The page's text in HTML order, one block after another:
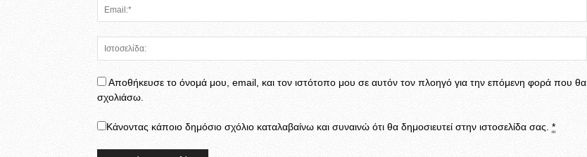
Αποθήκευσε το όνομά μου, email, και τον ιστότοπο μου σε αυτόν τον πλοηγό για την επόμενη φορά που θα
σχολιάσω.
Κάνοντας κάποιο δημόσιο σχόλιο καταλαβαίνω και συναινώ ότι θα δημοσιευτεί στην ιστοσελίδα σας. *